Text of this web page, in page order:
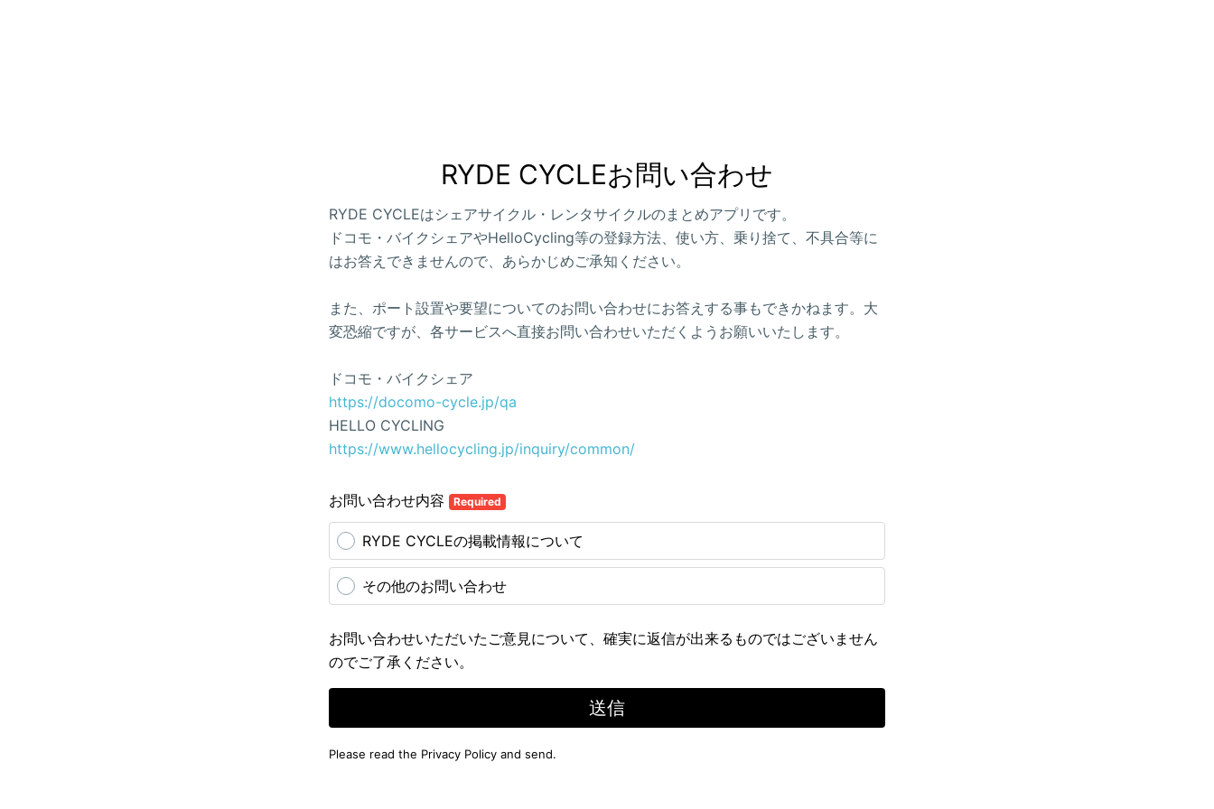
RYDE CYCLEお問い合わせ
RYDE CYCLEはシェアサイクル・レンタサイクルのまとめアプリです。
ドコモ・バイクシェアやHelloCycling等の登録方法、使い方、乗り捨て、不具合等に
はお答えできませんので、あらかじめご承知ください。
また、ポート設置や要望についてのお問い合わせにお答えする事もできかねます。大
変恐縮ですが、各サービスへ直接お問い合わせいただくようお願いいたします。
ドコモ・バイクシェア
https://docomo-cycle.jp/qa
HELLO CYCLING
https://www.hellocycling.jp/inquiry/common/
お問い合わせ内容 Required
RYDE CYCLEの掲載情報について
その他のお問い合わせ
お問い合わせいただいたご意見について、確実に返信が出来るものではございません
のでご了承ください。
送信
Please read the Privacy Policy and send.